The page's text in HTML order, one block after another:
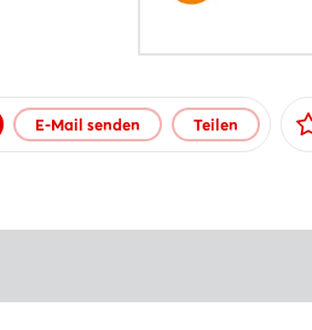
E-Mail senden Teilen